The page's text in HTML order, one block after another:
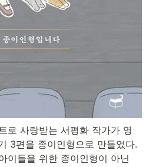
로 사랑받는 서평화 작가가 영
3편을 종이인형으로 만들었다.
이들을 위한 종이인형이 아닌